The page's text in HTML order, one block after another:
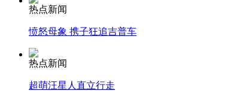
热点新闻
愤怒母象 携子狂追吉普车
热点新闻
超萌汪星人直立行走